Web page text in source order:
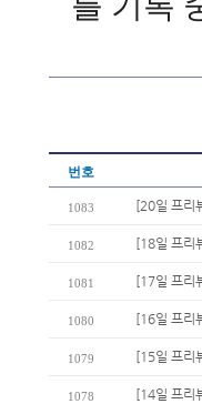
번호
1083 [20일 프리
1082 [18일 프리
1081 [17일 프리
1080 [16일 프리
1079 [15일 프리
1078 [14일 프리